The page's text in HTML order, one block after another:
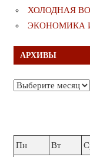
ХОЛОДНАЯ
ЭКОНОМИКА
АРХИВЫ
Архивы
Пн
Вт